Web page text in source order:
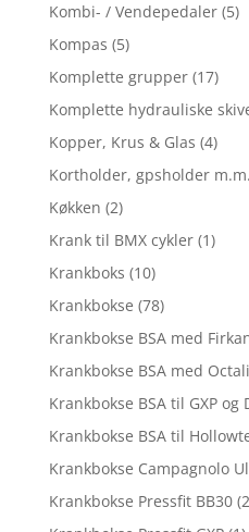
Kombi- / Vendepedaler (5)
Kompas (5)
Komplette grupper (17)
Komplette hydrauliske
Kopper, Krus & Glas (4)
Kortholder, gpsholder m.m.
Køkken (2)
Krank til BMX cykler (1)
Krankboks (10)
Krankbokse (78)
Krankbokse BSA med
Krankbokse BSA med
Krankbokse BSA til GXP og
Krankbokse BSA til
Krankbokse Campagnolo
Krankbokse Pressfit BB30